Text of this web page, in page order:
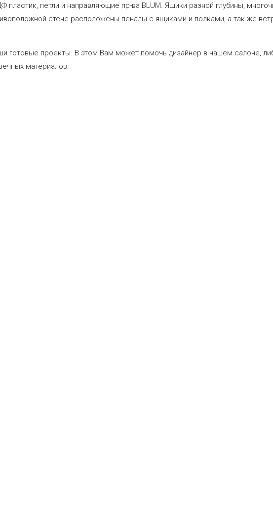
петли и направляющие пр-ва BLUM. Ящики разной глубины,
стене расположены пеналы с ящиками и полками, а так же
готовые проекты. В этом Вам может помочь дизайнер в нашем салоне,
материалов.